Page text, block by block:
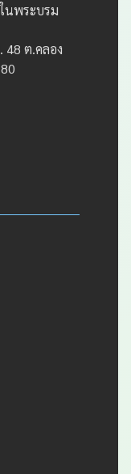
นพระบรม
ต.คลอง